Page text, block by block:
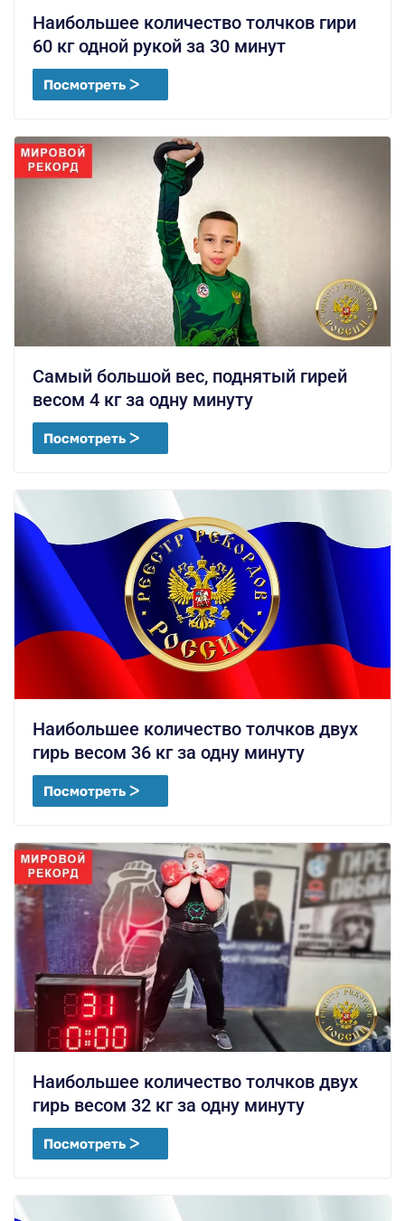
Наибольшее количество толчков гири
60 кг одной рукой за 30 минут
Посмотреть ᐳ
Самый большой вес, поднятый гирей
весом 4 кг за одну минуту
Посмотреть ᐳ
Наибольшее количество толчков двух
гирь весом 36 кг за одну минуту
Посмотреть ᐳ
Наибольшее количество толчков двух
гирь весом 32 кг за одну минуту
Посмотреть ᐳ